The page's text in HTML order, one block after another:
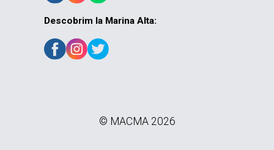
Descobrim la Marina Alta:
© MACMA 2026